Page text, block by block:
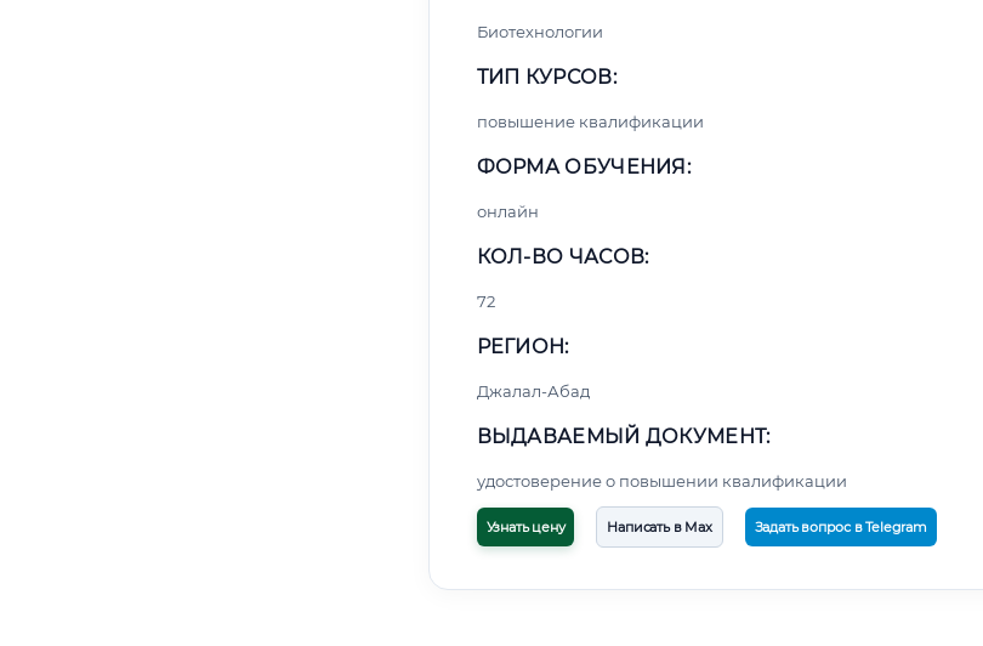
Биотехнологии
ТИП КУРСОВ:
повышение квалификации
ФОРМА ОБУЧЕНИЯ:
онлайн
КОЛ-ВО ЧАСОВ:
72
РЕГИОН:
Джалал-Абад
ВЫДАВАЕМЫЙ ДОКУМЕНТ:
удостоверение о повышении квалификации
Узнать цену Написать в Max Задать вопрос в Telegram